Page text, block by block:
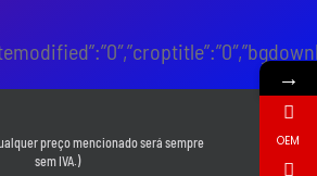
preço mencionado será sempre
sem IVA.)
→
OEM